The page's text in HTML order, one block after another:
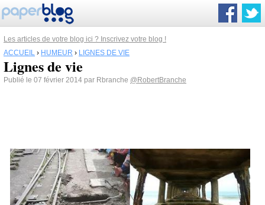
Les articles de votre blog ici ? Inscrivez votre blog !
ACCUEIL › HUMEUR › LIGNES DE VIE
Lignes de vie
Publié le 07 février 2014 par Rbranche @RobertBranche